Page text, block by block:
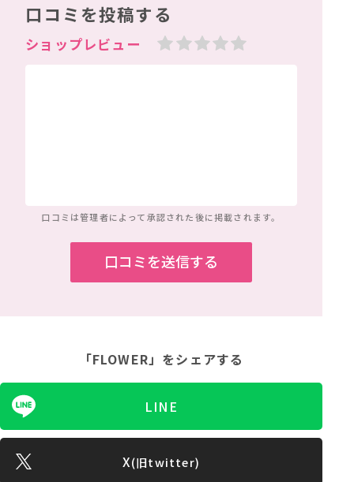
口コミを投稿する
口コミは管理者によって承認された後に掲載されます。
「FLOWER」 をシェアする
LINE
X(旧twitter)